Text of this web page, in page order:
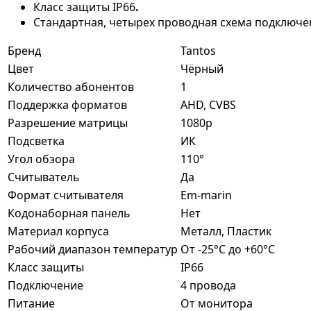
Класс защиты IP66.
Стандартная, четырех проводная схема
Бренд
Tantos
Цвет
Чёрный
Количество абонентов
1
Поддержка форматов
AHD, CVBS
Разрешение матрицы
1080p
Подсветка
ИК
Угол обзора
110°
Считыватель
Да
Формат считывателя
Em-marin
Кодонаборная панель
Нет
Материал корпуса
Металл, Пластик
Рабочий диапазон температур От -25°C до +60°C
Класс защиты
IP66
Подключение
4 провода
Питание
От монитора